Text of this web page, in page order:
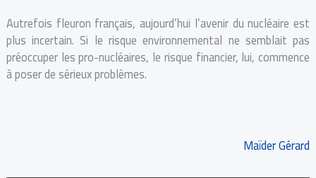
Autrefois fleuron français, aujourd’hui l’avenir du nucléaire est
plus incertain. Si le risque environnemental ne semblait pas
préoccuper les pro-nucléaires, le risque financier, lui, commence
à poser de sérieux problèmes.
Maïder Gérard